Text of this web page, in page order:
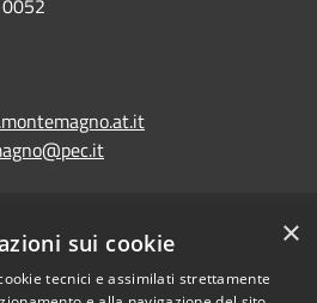
Comune convenzionato
×
sui cookie
tecnici e assimilati strettamente